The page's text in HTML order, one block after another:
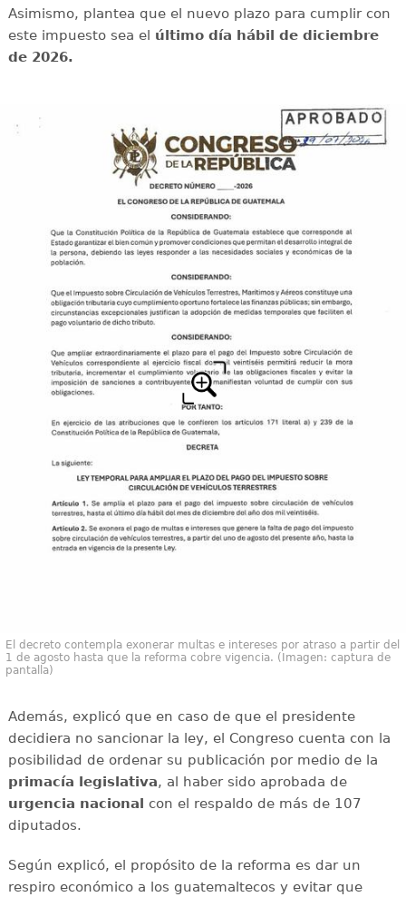
Asimismo, plantea que el nuevo plazo para cumplir con
este impuesto sea el último día hábil de diciembre
de 2026.
El decreto contempla exonerar multas e intereses por atraso a partir del
1 de agosto hasta que la reforma cobre vigencia. (Imagen: captura de
pantalla)
Además, explicó que en caso de que el presidente
decidiera no sancionar la ley, el Congreso cuenta con la
posibilidad de ordenar su publicación por medio de la
primacía legislativa, al haber sido aprobada de
urgencia nacional con el respaldo de más de 107
diputados.
Según explicó, el propósito de la reforma es dar un
respiro económico a los guatemaltecos y evitar que